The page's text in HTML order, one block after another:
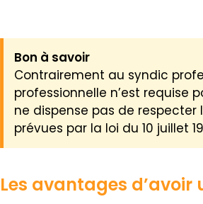
Bon à savoir
Contrairement au syndic
professionnelle n’est requise
ne dispense pas de
prévues par la loi du 10 juillet
Les avantages d’avoir